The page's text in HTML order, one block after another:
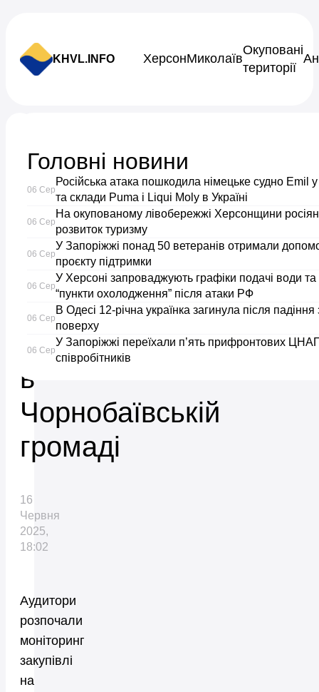
KHVL.INFO ХерсонМиколаїв
Окуповані
території
Аудитори
перевіряють
тендер
на
реконструкцію
гімназії
в
Чорнобаївській
громаді
16
Червня
2025,
18:02
Аудитори
розпочали
моніторинг
закупівлі
на
Головні новини
06 Сер
Російська атака пошкодила німецьке судно Emil
та склади Puma і Liqui Moly в Україні
06 Сер
На окупованому лівобережжі Херсонщини
розвиток туризму
06 Сер
У Запоріжжі понад 50 ветеранів отримали
проєкту підтримки
06 Сер
У Херсоні запроваджують графіки подачі води та
“пункти охолодження” після атаки РФ
06 Сер
В Одесі 12-річна українка загинула після падіння
поверху
06 Сер
У Запоріжжі переїхали п’ять прифронтових
співробітників